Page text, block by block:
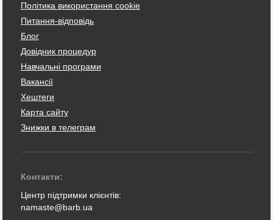
Політика використання cookie
Питання-відповідь
Блог
Довідник процедур
Навчальні програми
Вакансії
Хештеги
Карта сайту
Знижки в телеграм
Контакти:
Центр підтримки клієнтів:
namaste@barb.ua